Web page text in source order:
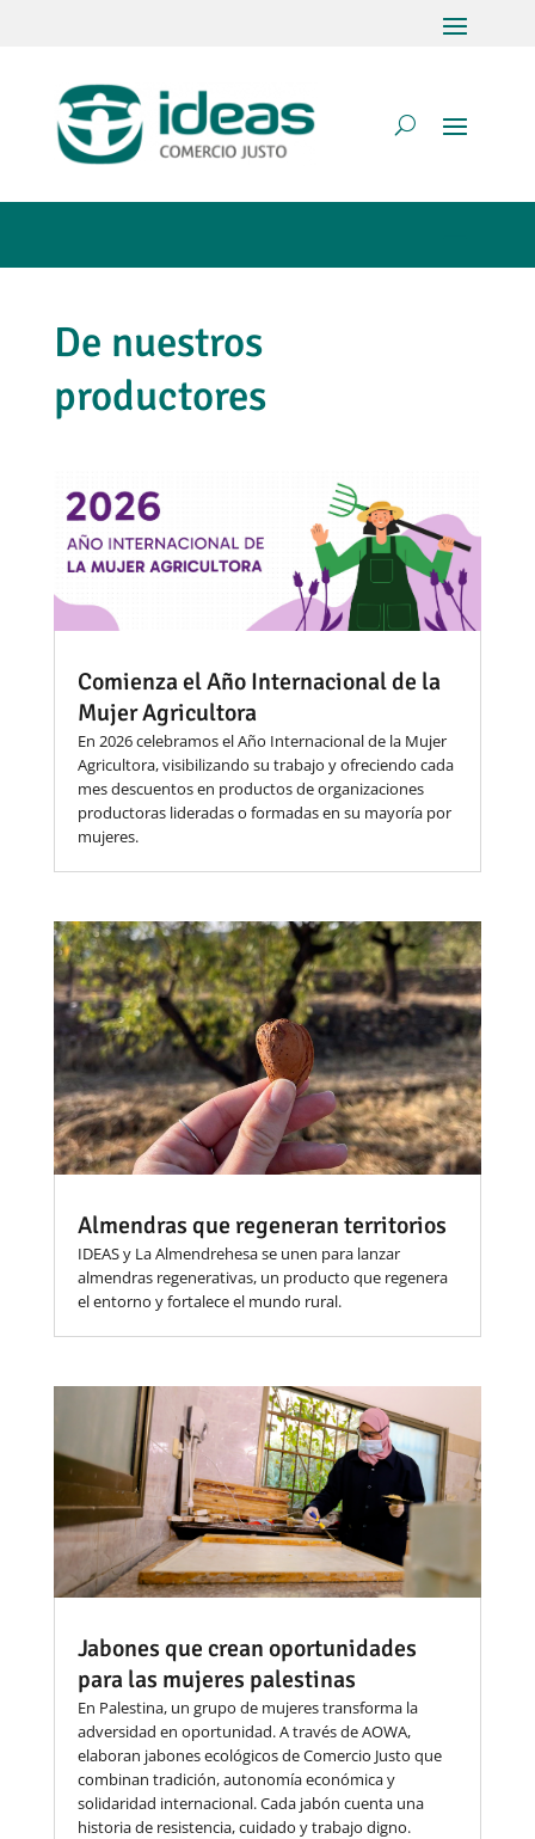
De nuestros
productores
Comienza el Año Internacional de la
Mujer Agricultora
En 2026 celebramos el Año Internacional de la Mujer
Agricultora, visibilizando su trabajo y ofreciendo cada
mes descuentos en productos de organizaciones
productoras lideradas o formadas en su mayoría por
mujeres.
Almendras que regeneran territorios
IDEAS y La Almendrehesa se unen para lanzar
almendras regenerativas, un producto que regenera
el entorno y fortalece el mundo rural.
Jabones que crean oportunidades
para las mujeres palestinas
En Palestina, un grupo de mujeres transforma la
adversidad en oportunidad. A través de AOWA,
elaboran jabones ecológicos de Comercio Justo que
combinan tradición, autonomía económica y
solidaridad internacional. Cada jabón cuenta una
historia de resistencia, cuidado y trabajo digno.